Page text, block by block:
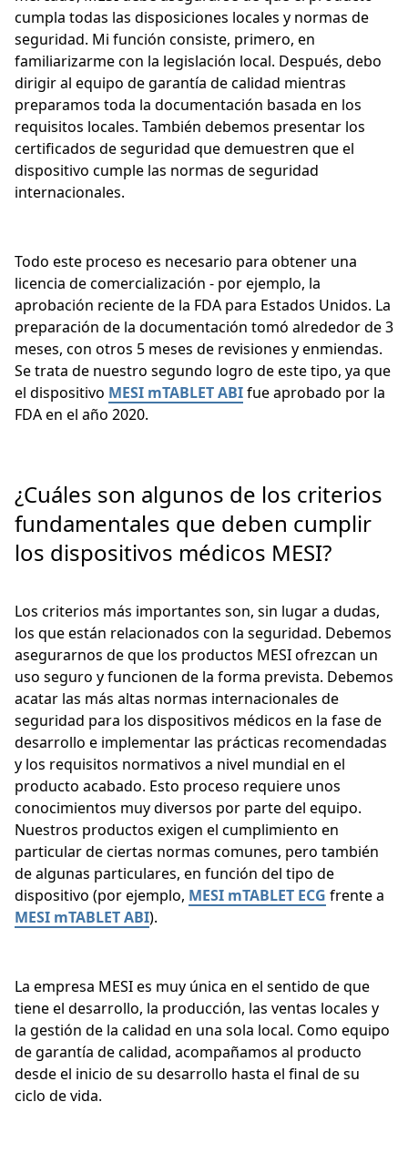
cumpla todas las disposiciones locales y normas de
seguridad. Mi función consiste, primero, en
familiarizarme con la legislación local. Después, debo
dirigir al equipo de garantía de calidad mientras
preparamos toda la documentación basada en los
requisitos locales. También debemos presentar los
certificados de seguridad que demuestren que el
dispositivo cumple las normas de seguridad
internacionales.
Todo este proceso es necesario para obtener una
licencia de comercialización - por ejemplo, la
aprobación reciente de la FDA para Estados Unidos. La
preparación de la documentación tomó alrededor de 3
meses, con otros 5 meses de revisiones y enmiendas.
Se trata de nuestro segundo logro de este tipo, ya que
el dispositivo MESI mTABLET ABIfue aprobado por la
FDA en el año 2020.
¿Cuáles son algunos de los criterios
fundamentales que deben cumplir
los dispositivos médicos MESI?
Los criterios más importantes son, sin lugar a dudas,
los que están relacionados con la seguridad. Debemos
asegurarnos de que los productos MESI ofrezcan un
uso seguro y funcionen de la forma prevista. Debemos
acatar las más altas normas internacionales de
seguridad para los dispositivos médicos en la fase de
desarrollo e implementar las prácticas recomendadas
y los requisitos normativos a nivel mundial en el
producto acabado. Esto proceso requiere unos
conocimientos muy diversos por parte del equipo.
Nuestros productos exigen el cumplimiento en
particular de ciertas normas comunes, pero también
de algunas particulares, en función del tipo de
dispositivo (por ejemplo, MESI mTABLET ECG frente a
MESI mTABLET ABI).
La empresa MESI es muy única en el sentido de que
tiene el desarrollo, la producción, las ventas locales y
la gestión de la calidad en una sola local. Como equipo
de garantía de calidad, acompañamos al producto
desde el inicio de su desarrollo hasta el final de su
ciclo de vida.